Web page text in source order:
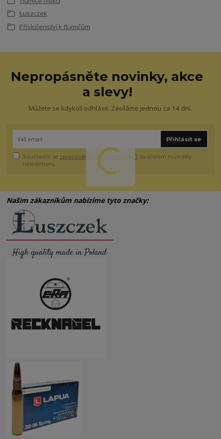
Łuszczek
Příslušenství k tlumičům
Nepropásněte novinky, akce
a slevy!
Můžete se kdykoli odhlásit. Zasíláme jednou za 14 dní.
Přihlásit se
Souhlasím se zpracováním osobních údajů za účelem rozesílky
newsletteru.
Našim zákazníkům nabízíme tyto značky: